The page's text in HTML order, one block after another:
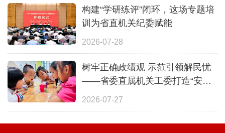
构建“学研练评”闭环，这场专题培
训为省直机关纪委赋能
2026-07-28
树牢正确政绩观 示范引领解民忧
——省委直属机关工委打造“安心
一夏”全覆盖暑期照护体系
2026-07-27